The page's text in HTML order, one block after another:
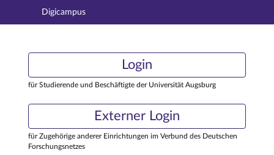
Hauptnavigation
Externer Login
Digicampus
Login
für Studierende und Beschäftigte der Universität Augsburg
Externer Login
für Zugehörige anderer Einrichtungen im Verbund des Deutschen
Forschungsnetzes